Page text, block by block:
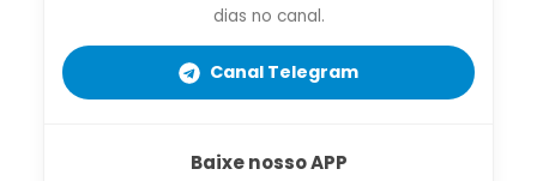
dias no canal.
Canal Telegram
Baixe nosso APP